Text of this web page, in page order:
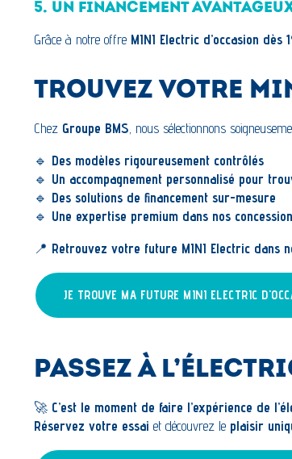
5. UN FINANCEMENT
Grâce à notre offre MINI Electric d’occasion dès
TROUVEZ VOTRE
Chez Groupe BMS , nous sélectionnons
🔹 Des modèles rigoureusement contrôlés
🔹 Un accompagnement personnalisé pour
🔹 Des solutions de financement sur-mesure
🔹 Une expertise premium dans nos
📍 Retrouvez votre future MINI Electric dans
JE TROUVE MA FUTURE MINI ELECTRIC
PASSEZ À
🚀 C’est le moment de faire l’expérience de
Réservez votre essai et découvrez le plaisir